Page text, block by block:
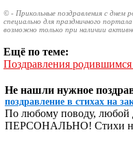
© - Прикольные поздравления с днем
специально для праздничного
возможно только при наличии
Ещё по теме:
Поздравления родившимся
Не нашли нужное
поздравление в стихах на
По любому поводу, любой
ПЕРСОНАЛЬНО! Стихи на